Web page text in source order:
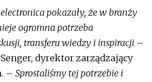
pokazały, że w branży
ogromna potrzeba
transferu wiedzy i inspiracji –
dyrektor zarządzający
– Sprostaliśmy tej potrzebie i